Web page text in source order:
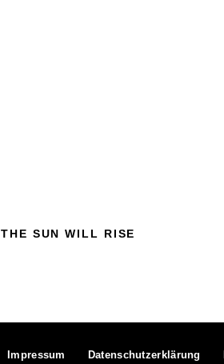
THE SUN WILL RISE
Impressum Datenschutzerklärung